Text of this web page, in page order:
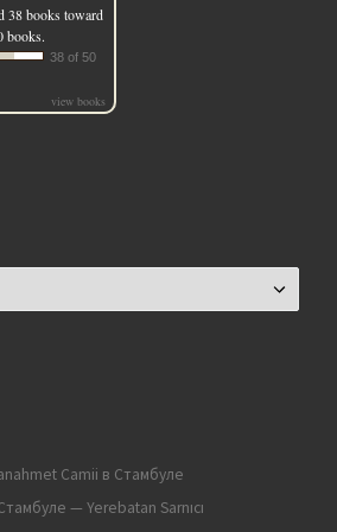
38 books toward
books.
38 of 50
view books
Camii в Стамбуле
— Yerebatan Sarnıcı